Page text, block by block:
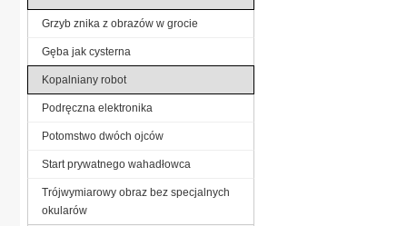
Grzyb znika z obrazów w grocie
Gęba jak cysterna
Kopalniany robot
Podręczna elektronika
Potomstwo dwóch ojców
Start prywatnego wahadłowca
Trójwymiarowy obraz bez specjalnych
okularów